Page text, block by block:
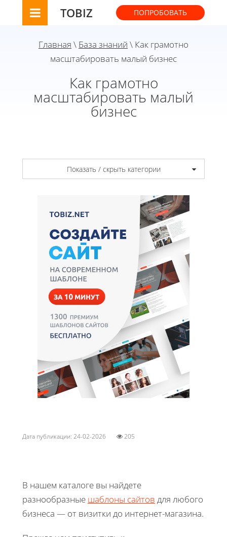
TOBIZ ПОПРОБОВАТЬ
Главная \ База знаний \ Как грамотно
масштабировать малый бизнес
Как грамотно
масштабировать малый
бизнес
Показать / скрыть категории
Дата публикации: 24-02-2026 205
В нашем каталоге вы найдете
разнообразные шаблоны сайтов для любого
бизнеса — от визитки до интернет-магазина.